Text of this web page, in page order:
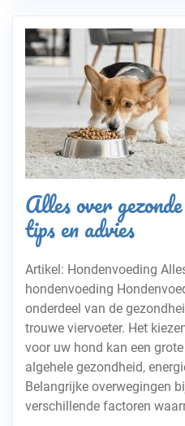
Alles over
tips en advies
Artikel: Hondenvoeding
hondenvoeding
onderdeel van de
trouwe viervoeter. Het
voor uw hond kan een
algehele gezondheid,
Belangrijke overwegingen
verschillende factoren